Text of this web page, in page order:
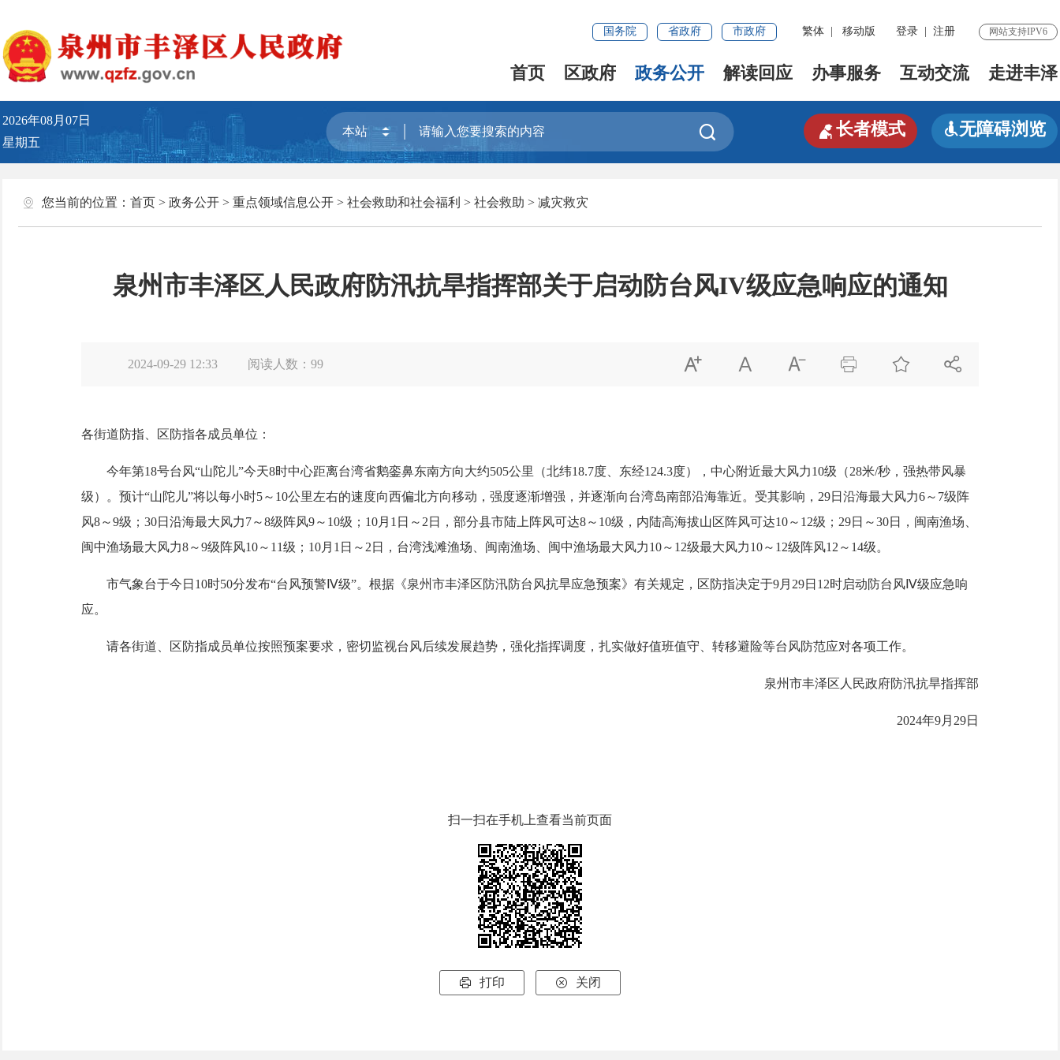
国务院 省政府 市政府 繁体 移动版 登录 注册 网站支持IPV6
首页 区政府 政务公开 解读回应 办事服务 互动交流 走进丰泽
2026年08月07日
星期五
 长者模式 无障碍浏览
您当前的位置： 首页> 政务公开> 重点领域信息公开> 社会救助和社会福利 > 社会救助 > 减灾救灾
泉州市丰泽区人民政府防汛抗旱指挥部关于启动防台风IV级应急响应的通知
2024-09-29 12:33 阅读人数： 99      
各街道防指、区防指各成员单位：
今年第18号台风“山陀儿”今天8时中心距离台湾省鹅銮鼻东南方向大约505公里（北纬18.7度、东经124.3度），中心附近最大风力10级（28米/秒，强热带风暴
级）。预计“山陀儿”将以每小时5～10公里左右的速度向西偏北方向移动，强度逐渐增强，并逐渐向台湾岛南部沿海靠近。受其影响，29日沿海最大风力6～7级阵
风8～9级；30日沿海最大风力7～8级阵风9～10级；10月1日～2日，部分县市陆上阵风可达8～10级，内陆高海拔山区阵风可达10～12级；29日～30日，闽南渔场、
闽中渔场最大风力8～9级阵风10～11级；10月1日～2日，台湾浅滩渔场、闽南渔场、闽中渔场最大风力10～12级最大风力10～12级阵风12～14级。
市气象台于今日10时50分发布“台风预警Ⅳ级”。根据《泉州市丰泽区防汛防台风抗旱应急预案》有关规定，区防指决定于9月29日12时启动防台风Ⅳ级应急响
应。
请各街道、区防指成员单位按照预案要求，密切监视台风后续发展趋势，强化指挥调度，扎实做好值班值守、转移避险等台风防范应对各项工作。
泉州市丰泽区人民政府防汛抗旱指挥部
2024年9月29日
扫一扫在手机上查看当前页面
 打印  关闭